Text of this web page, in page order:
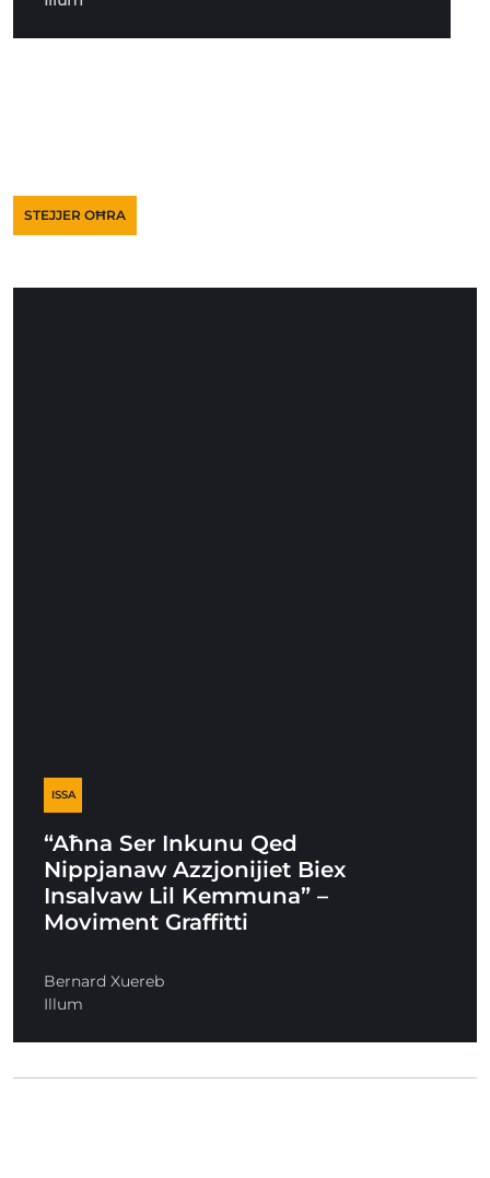
STEJJER OĦRA
ISSA
“Aħna Ser Inkunu Qed
Nippjanaw Azzjonijiet Biex
Insalvaw Lil Kemmuna” –
Moviment Graffitti
Bernard Xuereb
Illum